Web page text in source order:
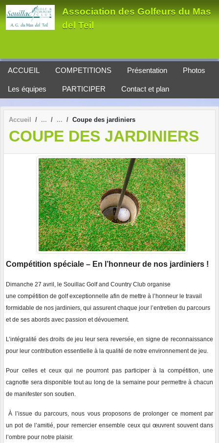
Association des Golfeurs du Mas
del Teil
ACCUEIL COMPETITIONS Présentation Photos
Les équipes PARTICIPER Contact et plan
Accueil Coupe des jardiniers
COUPE DES JARDINIERS
Compétition spéciale – En l’honneur de nos jardiniers !
Dimanche 27 avril , le Souillac Golf and Country Club organise
une compétition de golf exceptionnelle afin de mettre à l’honneur le travail
formidable de nos jardiniers, qui assurent chaque jour l’entretien du parcours
et de ses abords avec passion et dévouement.
L’intégralité des droits de jeu leur sera reversée, en signe de reconnaissance
pour leur contribution essentielle à la qualité de notre environnement de jeu.
Pour celles et ceux qui ne pourront pas participer à la compétition, une
cagnotte sera disponible tout au long de la semaine pour permettre à chacun
de manifester son soutien.
À l’issue du parcours, nous vous proposons de prolonger ce moment par
un pot de l’amitié, pour remercier ensemble ceux qui œuvrent souvent dans
l’ombre pour notre plaisir.
Panneau de gestion des cookies